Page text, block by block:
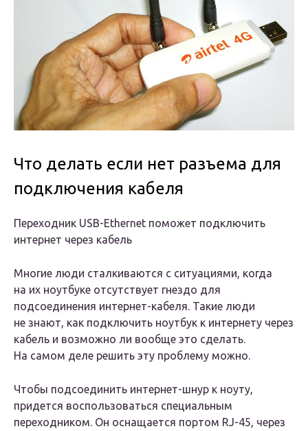
Что делать если нет разъема для
подключения кабеля
Переходник USB-Ethernet поможет подключить
интернет через кабель
Многие люди сталкиваются с ситуациями, когда
на их ноутбуке отсутствует гнездо для
подсоединения интернет-кабеля. Такие люди
не знают, как подключить ноутбук к интернету через
кабель и возможно ли вообще это сделать.
На самом деле решить эту проблему можно.
Чтобы подсоединить интернет-шнур к ноуту,
придется воспользоваться специальным
переходником. Он оснащается портом RJ-45, через